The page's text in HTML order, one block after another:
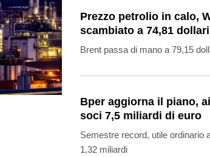
Prezzo petrolio in calo,
scambiato a 74,81 dollari
Brent passa di mano a 79,15
Bper aggiorna il piano, ai
soci 7,5 miliardi di euro
Semestre record, utile ordinario
1,32 miliardi